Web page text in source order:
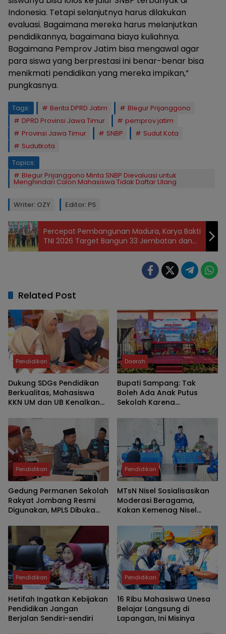
Indonesia. Tetapi selanjutnya harus dilakukan
evaluasi. Bagaimana mereka harus melanjutkan
pendidikannya, bagaimana biaya kuliahnya.
Bagaimana Pemprov Jatim bisa mengawal agar
para siswa yang berprestasi ini benar-benar bisa
menikmati pendidikan yang mereka impikan,”
pungkasnya.
Tags: Berita DPRD Jatim
Blegur Prijanggono
DPRD Provinsi Jawa Timur
pemprov jatim
Provinsi Jawa Timur
SNBP
Sudut Kota
Sudutkota
Topics:
Blegur Prijanggono Minta SNBP Dievaluasi untuk
Menghindari Calon Mahasiswa Tidak Daftar Ulang
Writer: OZY Editor: PS
Percepat Pembangunan Madura, Karya Bakti
TNI 2026 Target Bangun 33 Jembatan dan
Renovasi 400 RTLH
Related Post
Pendidikan
Dukung SDGs Pendidikan
Berkualitas, Mahasiswa
KKN UM dan UB Kenalkan
Heyzine di SDN Jeru
Daerah
Bupati Sampang: Tak
Boleh Ada Anak Putus
Sekolah Karena
Pendidikan
Gedung Permanen Sekolah
Rakyat Jombang Resmi
Digunakan, MPLS Dibuka
Pendidikan
MTsN Nisel Sosialisasikan
Moderasi Beragama,
Kakan Kemenag Nisel
Pendidikan
Hetifah Ingatkan Kebijakan
Pendidikan Jangan
Berjalan Sendiri-sendiri
Pendidikan
16 Ribu Mahasiswa Unesa
Belajar Langsung di
Lapangan, Ini Misinya